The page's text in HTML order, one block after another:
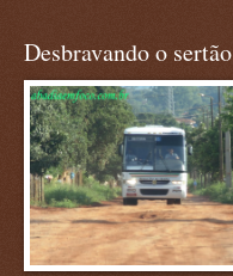
Desbravando o sertão